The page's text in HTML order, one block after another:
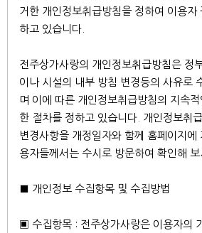
거한 개인정보취급방침을 정하여 이용자
하고 있습니다.
전주상가사랑의 개인정보취급방침은 정
이나 시설의 내부 방침 변경등의 사유로
며 이에 따른 개인정보취급방침의 지속
한 절차를 정하고 있습니다. 개인정보취
변경사항을 개정일자와 함께 홈페이지에
용자들께서는 수시로 방문하여 확인해 보
■ 개인정보 수집항목 및 수집방법
▣ 수집항목 : 전주상가사랑은 이용자의